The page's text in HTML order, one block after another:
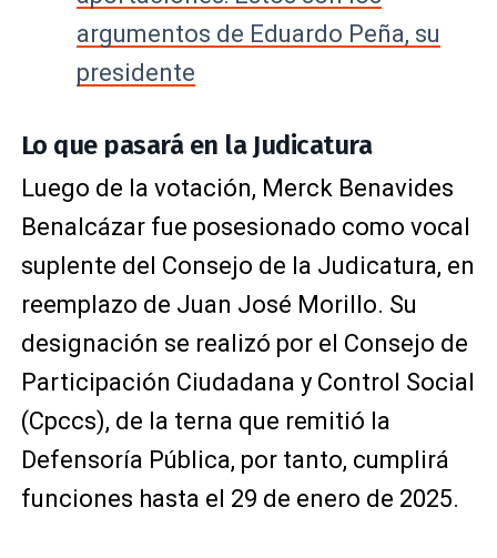
argumentos de Eduardo Peña, su
presidente
Lo que pasará en la Judicatura
Luego de la votación, Merck Benavides
Benalcázar fue posesionado como vocal
suplente del Consejo de la Judicatura, en
reemplazo de Juan José Morillo. Su
designación se realizó por el Consejo de
Participación Ciudadana y Control Social
(Cpccs), de la terna que remitió la
Defensoría Pública, por tanto, cumplirá
funciones hasta el 29 de enero de 2025.